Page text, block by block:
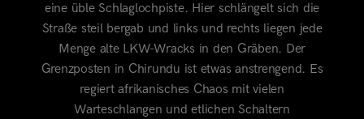
eine üble Schlaglochpiste. Hier schlängelt sich die
Straße steil bergab und links und rechts liegen jede
Menge alte LKW-Wracks in den Gräben. Der
Grenzposten in Chirundu ist etwas anstrengend. Es
regiert afrikanisches Chaos mit vielen
Warteschlangen und etlichen Schaltern